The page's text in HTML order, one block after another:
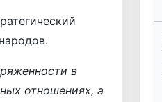
в
отношениях, а